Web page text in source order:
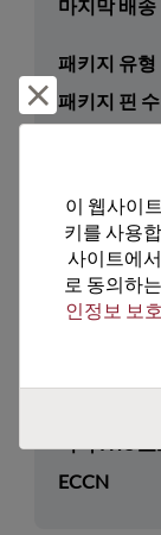
마지막 배송
패키지 유형
패키지 핀 수
패키지 유형
패키지 수량
기술 카테
기술 그룹
ECCN
거부 및 닫기
이 웹사이
키를 사용
사이트에
로 동의하
인정보 보